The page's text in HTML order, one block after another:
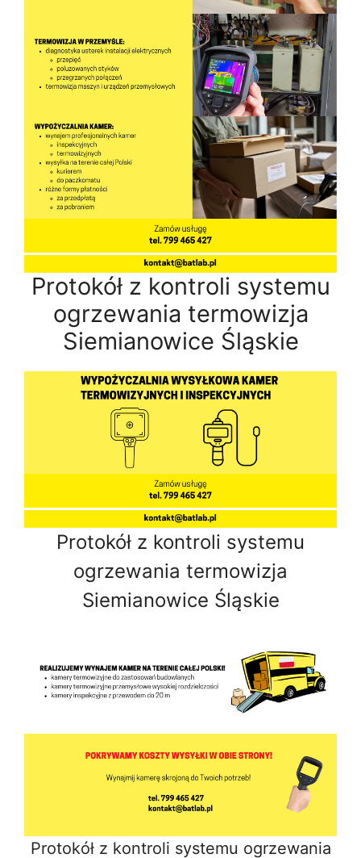
Protokół z kontroli systemu
ogrzewania termowizja
Siemianowice Śląskie
Protokół z kontroli systemu
ogrzewania termowizja
Siemianowice Śląskie
Protokół z kontroli systemu ogrzewania